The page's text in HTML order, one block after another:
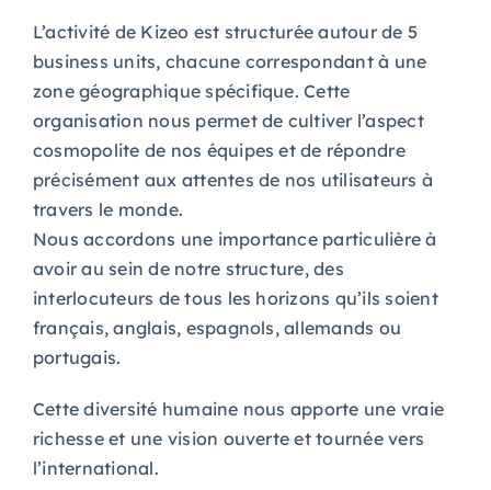
L’activité de Kizeo est structurée autour de 5
business units, chacune correspondant à une
zone géographique spécifique. Cette
organisation nous permet de cultiver l’aspect
cosmopolite de nos équipes et de répondre
précisément aux attentes de nos utilisateurs à
travers le monde.
Nous accordons une importance particulière à
avoir au sein de notre structure, des
interlocuteurs de tous les horizons qu’ils soient
français, anglais, espagnols, allemands ou
portugais.
Cette diversité humaine nous apporte une vraie
richesse et une vision ouverte et tournée vers
l’international.